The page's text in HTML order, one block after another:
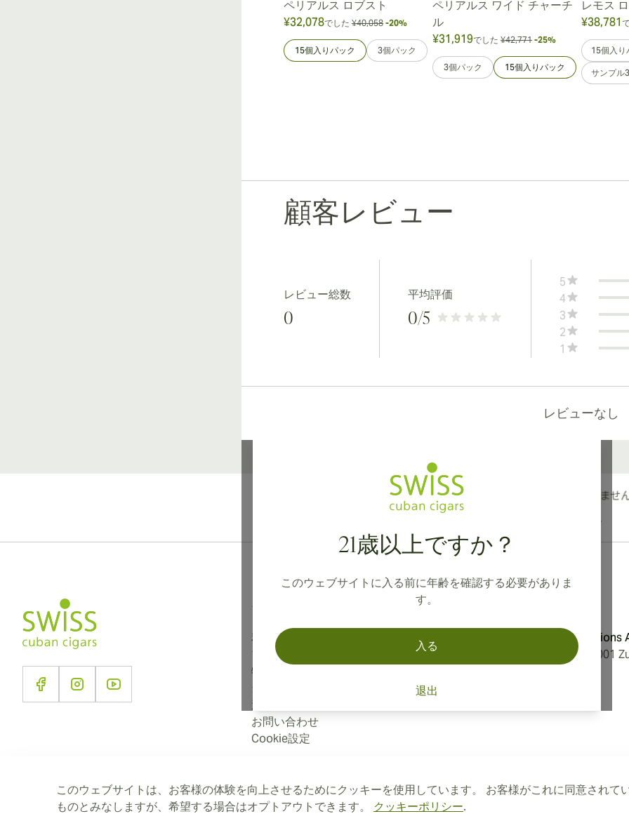
このウェブサイトは、お客様の体験を向上させるためにクッキーを使用しています。 お客様がこれに同意されて
ものとみなしますが、希望する場合はオプトアウトできます。 クッキーポリシー.
ペリアルス ロブスト
¥32,078でした ¥40,058 -20%
15個入りパック 3個パック
ペリアルス ワイド チャーチ
ル
¥31,919でした ¥42,771 -25%
3個パック 15個入りパック
レモス
¥38,781
15個入り
サンプル3
顧客レビュー
レビュー総数
0
平均評価
0/5
5
4
3
2
1
レビューなし
21歳以上ですか？
このウェブサイトに入る前に年齢を確認する必要がありま
す。
入る
退出
カナダ、英国、オーストラリアへの国際配送が可能です。
Aromatica Distributions
Löwenstrasse 20, 8001
インフォメーション
利用規約
プライバシーポリシー
特定商取引法に基づく表記
当社について
送に関する方針
お問い合わせ
Cookie設定